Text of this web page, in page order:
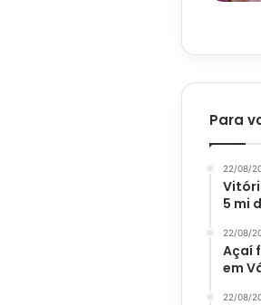
Para
22/08/
5 mi
22/08/
Açaí
em
22/08/